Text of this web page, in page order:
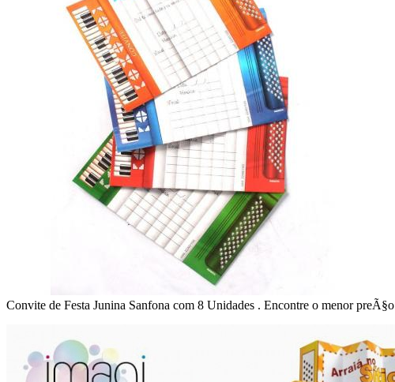
Convite de Festa Junina Sanfona com 8 Unidades . Encontre o menor